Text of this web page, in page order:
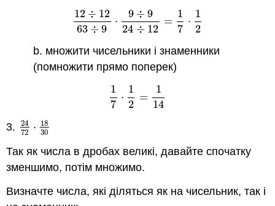
12 ÷ 12
63 ÷ 9
⋅
9 ÷ 9
24 ÷ 12
=
1
7
⋅
1
2
12÷1263 ÷ 9⋅9÷924 ÷12= 1 7⋅
b. множити чисельники і знаменники
(помножити прямо поперек)
1
7
⋅
1
2
=
1
14
17⋅ 12 =1 14
3.
24
72 ⋅ 18
30
24 72⋅18
Так як числа в дробах великі, давайте спочатку
зменшимо, потім множимо.
Визначте числа, які діляться як на чисельник, так і